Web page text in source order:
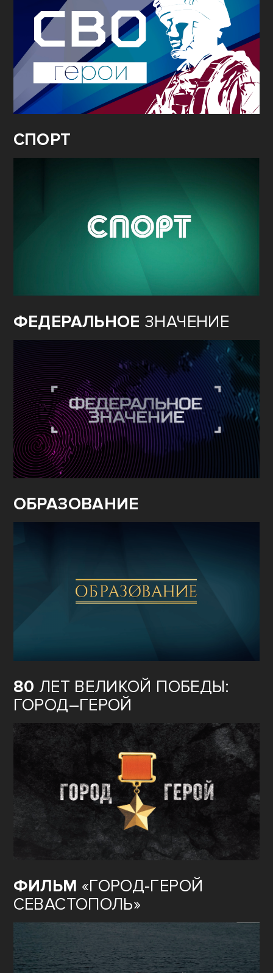
СПОРТ
ФЕДЕРАЛЬНОЕ ЗНАЧЕНИЕ
ОБРАЗОВАНИЕ
80 ЛЕТ ВЕЛИКОЙ ПОБЕДЫ:
ГОРОД–ГЕРОЙ
ФИЛЬМ «ГОРОД-ГЕРОЙ
СЕВАСТОПОЛЬ»